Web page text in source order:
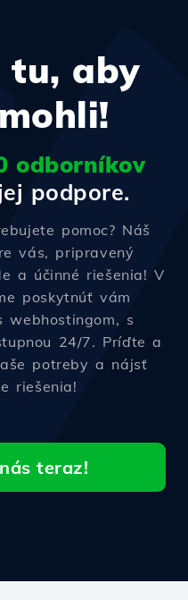
tu, aby
odborníkov
podpore.
pomoc? Náš
vás, pripravený
a účinné riešenia! V
poskytnúť vám
webhostingom, s
24/7. Príďte a
potreby a nájsť
riešenia!
teraz!